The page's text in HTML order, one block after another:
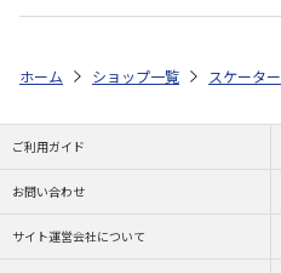
ホーム ショップ一覧 スケーター
ご利用ガイド
お問い合わせ
サイト運営会社について